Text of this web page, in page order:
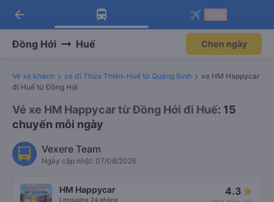
Tải app Vexere ngay!
Nhận ưu đãi thành viên độc
Mở app
Tải app Vexere
-30k/ghế khi đặt vé máy bay qua
Mở app
arrow_back
Đồng Hới Huế Chọn ngày
Vé xe khách xe đi Thừa Thiên-Huế từ Quảng Bình
xe HM Happycar
đi Huế từ Đồng Hới
Vé xe HM Happycar từ Đồng Hới đi Huế: 15
chuyến mỗi ngày
Vexere Team
Ngày cập nhật: 07/08/2026
HM Happycar
Limousine 24 phòng
4.3